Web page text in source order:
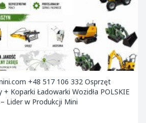
+48 517 106 332 Osprzęt
+ Koparki Ładowarki Wozidła POLSKIE
Lider w Produkcji Mini